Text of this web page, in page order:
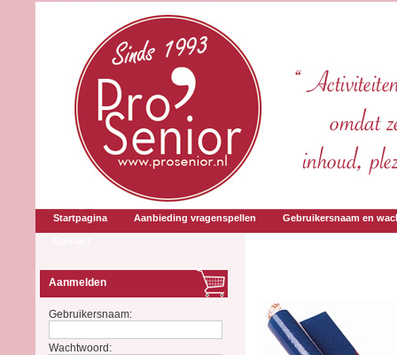
Startpagina Aanbieding vragenspellen Gebruikersnaam en
Aanmelden
Gebruikersnaam:
Wachtwoord: